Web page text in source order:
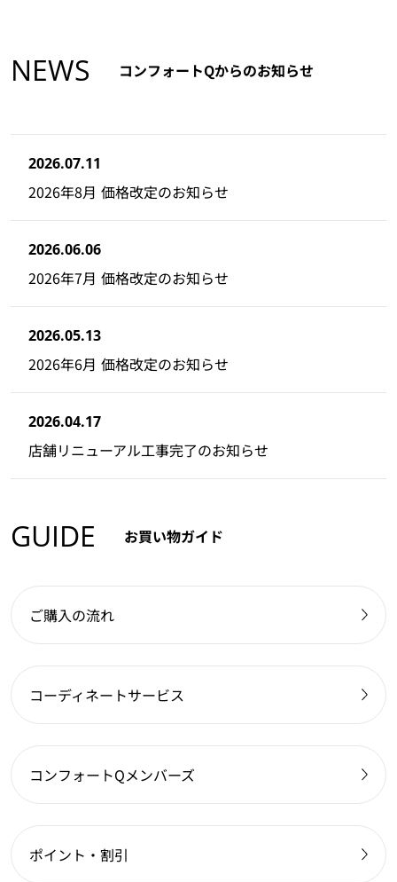
NEWS コンフォートQからのお知らせ
2026.07.11
2026年8月 価格改定のお知らせ
2026.06.06
2026年7月 価格改定のお知らせ
2026.05.13
2026年6月 価格改定のお知らせ
2026.04.17
店舗リニューアル工事完了のお知らせ
GUIDE お買い物ガイド
ご購入の流れ
コーディネートサービス
コンフォートQメンバーズ
ポイント・割引